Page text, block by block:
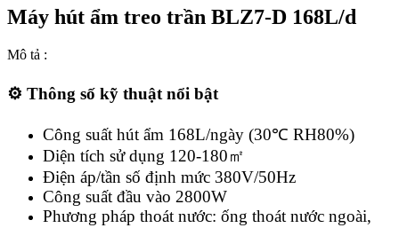
Máy hút ẩm treo trần BLZ7-D 168L/d
Mô tả :
⚙️ Thông số kỹ thuật nổi bật
Công suất hút ẩm 168L/ngày (30℃ RH80%)
Diện tích sử dụng 120-180㎡
Điện áp/tần số định mức 380V/50Hz
Công suất đầu vào 2800W
Phương pháp thoát nước: ống thoát nước ngoài,